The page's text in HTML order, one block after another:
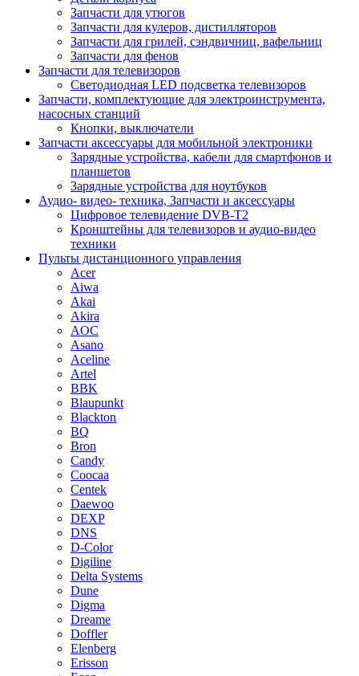
Запчасти для утюгов
Запчасти для кулеров, дистилляторов
Запчасти для грилей, сэндвичниц, вафельниц
Запчасти для фенов
Запчасти для телевизоров
Светодиодная LED подсветка телевизоров
Запчасти, комплектующие для электроинструмента,
насосных станций
Кнопки, выключатели
Запчасти аксессуары для мобильной электроники
Зарядные устройства, кабели для смартфонов и
планшетов
Зарядные устройства для ноутбуков
Аудио- видео- техника, Запчасти и аксессуары
Цифровое телевидение DVB-T2
Кронштейны для телевизоров и аудио-видео
техники
Пульты дистанционного управления
Acer
Aiwa
Akai
Akira
AOC
Asano
Aceline
Artel
BBK
Blaupunkt
Blackton
BQ
Bron
Candy
Coocaa
Centek
Daewoo
DEXP
DNS
D-Color
Digiline
Delta Systems
Dune
Digma
Dreame
Doffler
Elenberg
Erisson